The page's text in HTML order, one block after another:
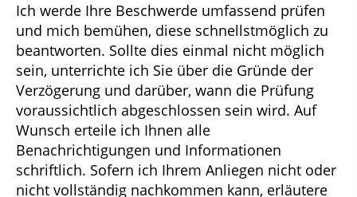
Ich werde Ihre Beschwerde umfassend prüfen
und mich bemühen, diese schnellstmöglich zu
beantworten. Sollte dies einmal nicht möglich
sein, unterrichte ich Sie über die Gründe der
Verzögerung und darüber, wann die Prüfung
voraussichtlich abgeschlossen sein wird. Auf
Wunsch erteile ich Ihnen alle
Benachrichtigungen und Informationen
schriftlich. Sofern ich Ihrem Anliegen nicht oder
nicht vollständig nachkommen kann, erläutere